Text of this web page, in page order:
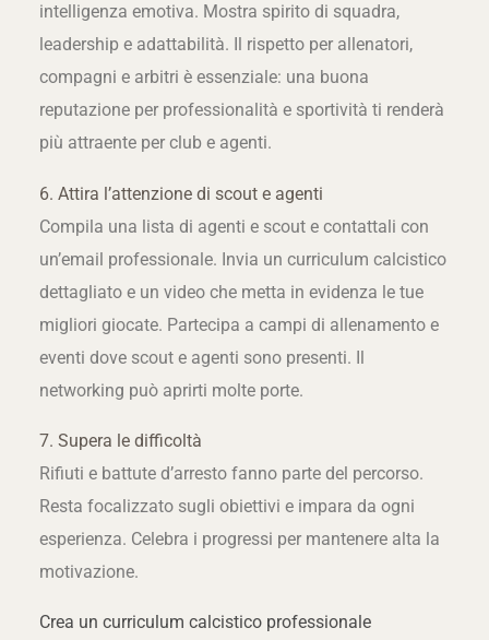
intelligenza emotiva. Mostra spirito di squadra,
leadership e adattabilità. Il rispetto per allenatori,
compagni e arbitri è essenziale: una buona
reputazione per professionalità e sportività ti renderà
più attraente per club e agenti.
6. Attira l’attenzione di scout e agenti
Compila una lista di agenti e scout e contattali con
un’email professionale. Invia un curriculum calcistico
dettagliato e un video che metta in evidenza le tue
migliori giocate. Partecipa a campi di allenamento e
eventi dove scout e agenti sono presenti. Il
networking può aprirti molte porte.
7. Supera le difficoltà
Rifiuti e battute d’arresto fanno parte del percorso.
Resta focalizzato sugli obiettivi e impara da ogni
esperienza. Celebra i progressi per mantenere alta la
motivazione.
Crea un curriculum calcistico professionale